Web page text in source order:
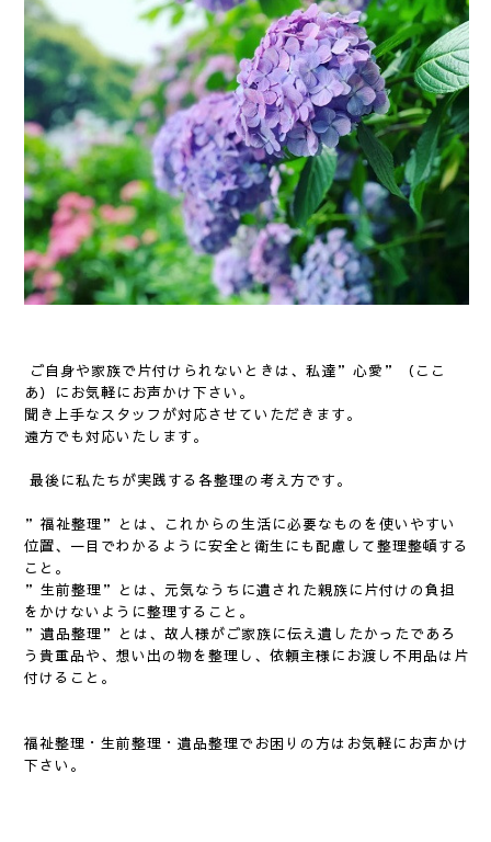
ご自身や家族で片付けられないときは、私達”心愛”（ここ
あ）にお気軽にお声かけ下さい。
聞き上手なスタッフが対応させていただきます。
遠方でも対応いたします。
最後に私たちが実践する各整理の考え方です。
”福祉整理”とは、これからの生活に必要なものを使いやすい
位置、一目でわかるように安全と衛生にも配慮して整理整頓する
こと。
”生前整理”とは、元気なうちに遺された親族に片付けの負担
をかけないように整理すること。
”遺品整理”とは、故人様がご家族に伝え遺したかったであろ
う貴重品や、想い出の物を整理し、依頼主様にお渡し不用品は片
付けること。
福祉整理・生前整理・遺品整理でお困りの方はお気軽にお声かけ
下さい。